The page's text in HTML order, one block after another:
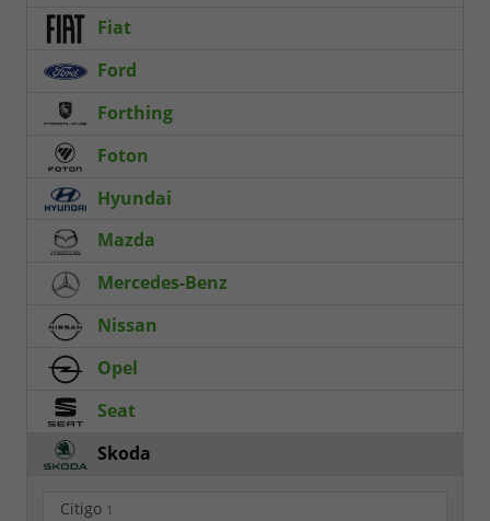
Fiat
Ford
Forthing
Foton
Hyundai
Mazda
Mercedes-Benz
Nissan
Opel
Seat
Skoda
Citigo 1